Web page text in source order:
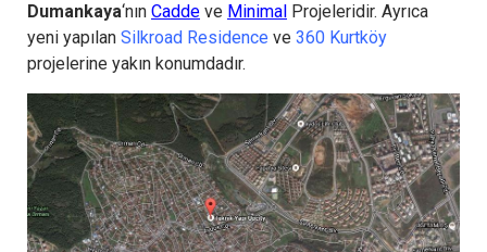
Dumankaya‘nın Cadde ve Minimal Projeleridir. Ayrıca
yeni yapılan Silkroad Residence ve 360 Kurtköy
projelerine yakın konumdadır.